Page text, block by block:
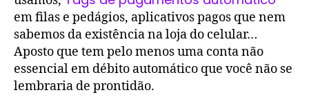
em filas e pedágios, aplicativos pagos que nem
sabemos da existência na loja do celular…
Aposto que tem pelo menos uma conta não
essencial em débito automático que você não se
lembraria de prontidão.